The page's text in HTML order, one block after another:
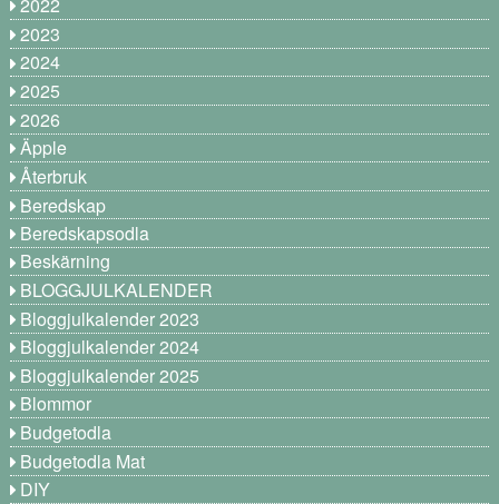
2022
2023
2024
2025
2026
Äpple
Återbruk
Beredskap
Beredskapsodla
Beskärning
BLOGGJULKALENDER
Bloggjulkalender 2023
Bloggjulkalender 2024
Bloggjulkalender 2025
Blommor
Budgetodla
Budgetodla Mat
DIY